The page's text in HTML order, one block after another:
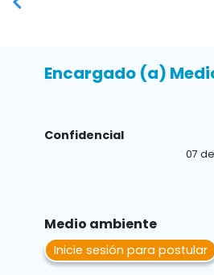
Encargado (a)
Confidencial
07
Medio ambiente
Inicie sesión para postular